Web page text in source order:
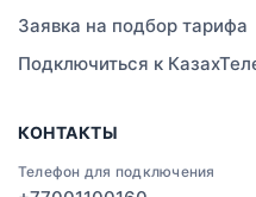
Изюмовское
Кокшетау
Заявка на подбор тарифа
Подключиться к
КОНТАКТЫ
Телефон для подключения